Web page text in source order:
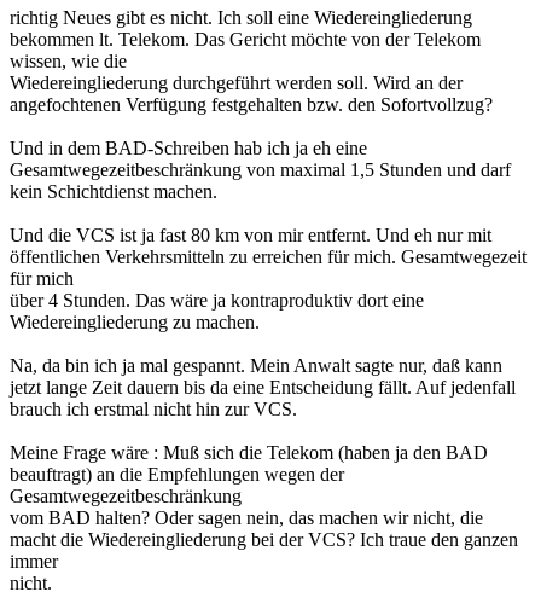
richtig Neues gibt es nicht. Ich soll eine Wiedereingliederung
bekommen lt. Telekom. Das Gericht möchte von der Telekom
wissen, wie die
Wiedereingliederung durchgeführt werden soll. Wird an der
angefochtenen Verfügung festgehalten bzw. den Sofortvollzug?
Und in dem BAD-Schreiben hab ich ja eh eine
Gesamtwegezeitbeschränkung von maximal 1,5 Stunden und darf
kein Schichtdienst machen.
Und die VCS ist ja fast 80 km von mir entfernt. Und eh nur mit
öffentlichen Verkehrsmitteln zu erreichen für mich. Gesamtwegezeit
für mich
über 4 Stunden. Das wäre ja kontraproduktiv dort eine
Wiedereingliederung zu machen.
Na, da bin ich ja mal gespannt. Mein Anwalt sagte nur, daß kann
jetzt lange Zeit dauern bis da eine Entscheidung fällt. Auf jedenfall
brauch ich erstmal nicht hin zur VCS.
Meine Frage wäre : Muß sich die Telekom (haben ja den BAD
beauftragt) an die Empfehlungen wegen der
Gesamtwegezeitbeschränkung
vom BAD halten? Oder sagen nein, das machen wir nicht, die
macht die Wiedereingliederung bei der VCS? Ich traue den ganzen
immer
nicht.